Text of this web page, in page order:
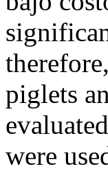
piglets
were